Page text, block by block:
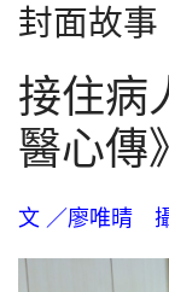
封面故事
接住病
醫心傳
文 ／廖唯晴